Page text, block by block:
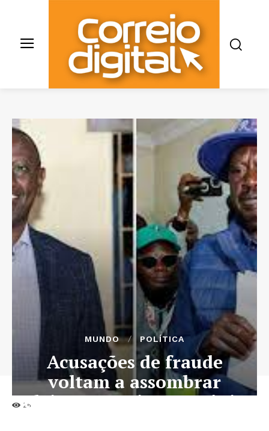
26
MUNDO POLÍTICA
Acusações de fraude
voltam a assombrar
eleições gerais no Quénia